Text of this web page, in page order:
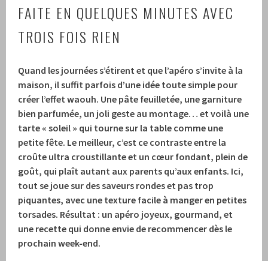
FAITE EN QUELQUES MINUTES AVEC
TROIS FOIS RIEN
Quand les journées s’étirent et que l’apéro s’invite à la
maison, il suffit parfois d’une idée toute simple pour
créer l’effet waouh. Une pâte feuilletée, une garniture
bien parfumée, un joli geste au montage… et voilà une
tarte « soleil » qui tourne sur la table comme une
petite fête. Le meilleur, c’est ce contraste entre la
croûte ultra croustillante et un cœur fondant, plein de
goût, qui plaît autant aux parents qu’aux enfants. Ici,
tout se joue sur des saveurs rondes et pas trop
piquantes, avec une texture facile à manger en petites
torsades. Résultat : un apéro joyeux, gourmand, et
une recette qui donne envie de recommencer dès le
prochain week-end.